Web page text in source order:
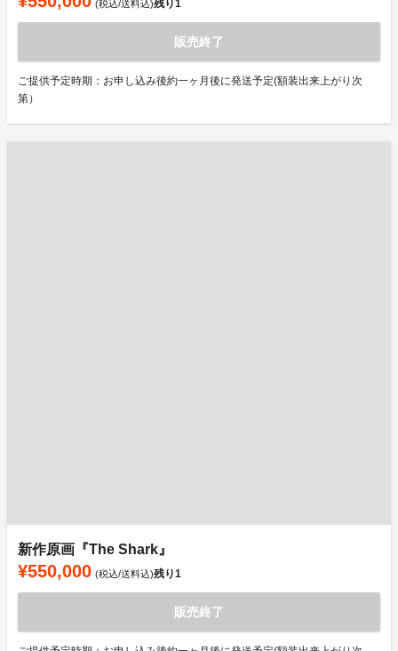
(税込/送料込)残り1
販売終了
ご提供予定時期：お申し込み後約一ヶ月後に発送予定(額装出来上がり次
第）
新作原画『The Shark』
¥550,000 (税込/送料込)残り1
販売終了